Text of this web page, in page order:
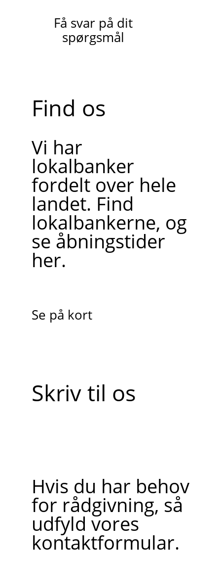
Få svar på dit
spørgsmål
Find os
Vi har
lokalbanker
fordelt over hele
landet. Find
lokalbankerne, og
se åbningstider
her.
Se på kort
Skriv til os
Hvis du har behov
for rådgivning, så
udfyld vores
kontaktformular.